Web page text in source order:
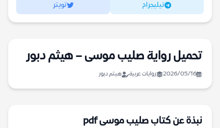
تيليجرام تويتر
تحميل رواية صليب موسى – هيثم دبور
2026/05/16 روايات عربية هيثم دبور
نبذة عن كتاب صليب موسى pdf